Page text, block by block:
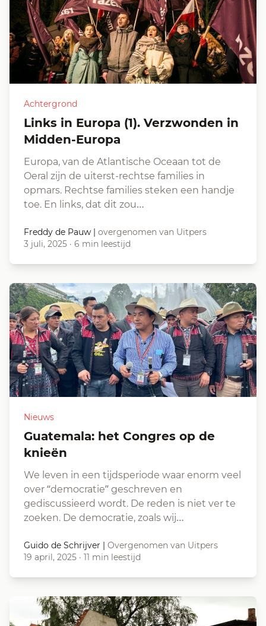
Achtergrond
Links in Europa (1). Verzwonden in
Midden-Europa
Europa, van de Atlantische Oceaan tot de
Oeral zijn de uiterst-rechtse families in
opmars. Rechtse families steken een handje
toe. En links, dat dit zou…
Freddy de Pauw | overgenomen van Uitpers
3 juli, 2025 · 6 min leestijd
Nieuws
Guatemala: het Congres op de
knieën
We leven in een tijdsperiode waar enorm veel
over “democratie” geschreven en
gediscussieerd wordt. De reden is niet ver te
zoeken. De democratie, zoals wij…
Guido de Schrijver | Overgenomen van Uitpers
19 april, 2025 · 11 min leestijd